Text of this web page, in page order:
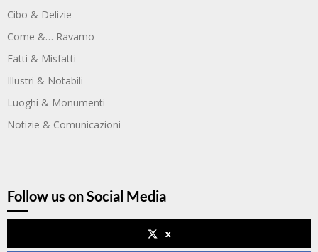
Cibo & Delizie
Come &… Ravamo
Fatti & Misfatti
Illustri & Notabili
Luoghi & Monumenti
Notizie & Comunicazioni
Follow us on Social Media
x